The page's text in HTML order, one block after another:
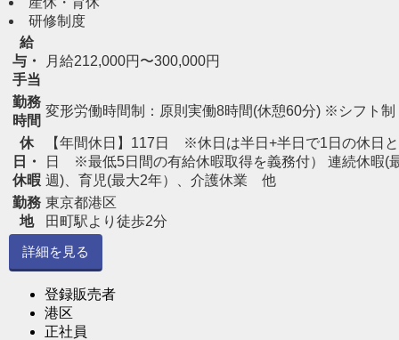
研修制度
給
与・
手当
月給212,000円〜300,000円
勤務
時間
変形労働時間制：原則実働8時間(休憩60分) ※シフト制
休
日・
休暇
【年間休日】117日 ※休日は半日+半日で1日の休日
日 ※最低5日間の有給休暇取得を義務付） 連続休暇(
週)、育児(最大2年）、介護休業 他
勤務
地
東京都港区
田町駅より徒歩2分
詳細を見る
登録販売者
港区
正社員